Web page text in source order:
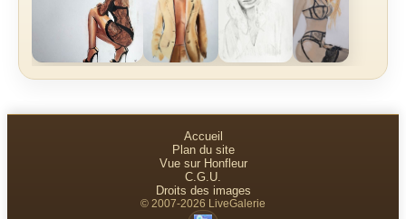
Accueil
Plan du site
Vue sur Honfleur
C.G.U.
Droits des images
© 2007-2026 LiveGalerie